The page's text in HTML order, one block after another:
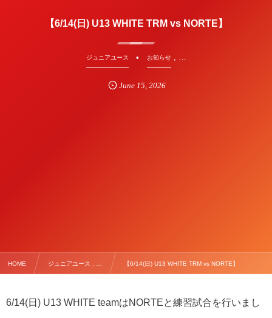
【6/14(日) U13 WHITE TRM vs NORTE】
ジュニアユース お知らせ, …
June 15 ,2026
HOME ジュニアユース , … 【6/14(日) U13 WHITE TRM vs NORTE】
6/14(日) U13 WHITE teamはNORTEと練習試合を行いまし